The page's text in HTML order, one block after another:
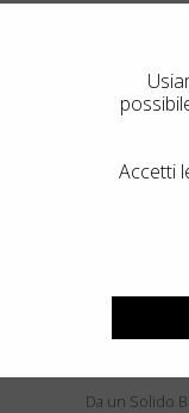
Da un Solido
Accetti